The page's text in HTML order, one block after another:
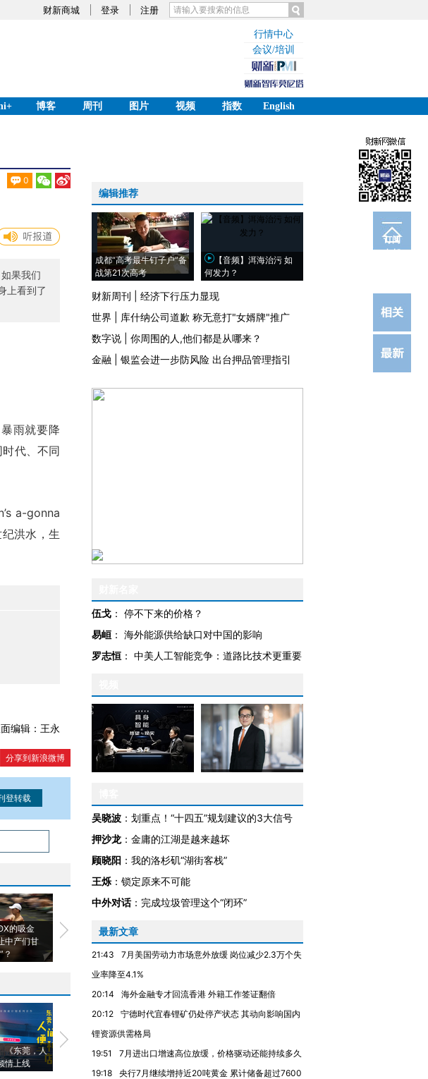
财新商城 登录 注册
行情中心
会议/培训
博客 周刊 图片 视频 指数
English
0
订阅
电邮
果我们
上看到了
雨就要降
代、不同
a-gonna
洪水，生
编辑：王永
分享到新浪微博
的吸金
中产们甘
？
马航飞行员跨国走私7万
粒摇头丸 尿检体内含3种
度Z世代 用街头抗争将教
育部长拱下台
机”？难民潮撕裂西班牙
飞地休达
《东莞，人
情上线
【推广】走进第四届链博
会，让数智科技“链”接产
【特别呈现】寻找100种
CFO：不靠规模取胜，华
编辑推荐
成都“高考最牛钉子户”备
战第21次高考
【音频】洱海治污 如
何发力？
财新周刊
经济下行压力显现
世界
库什纳公司道歉 称无意打"女婿牌"推广
数字说
你周围的人,他们都是从哪来？
金融
银监会进一步防风险 出台押品管理指引
伍戈 ： 停不下来的价格？
易峘 ： 海外能源供给缺口对中国的影响
罗志恒 ： 中美人工智能竞争：道路比技术更重要
吴晓波 ： 划重点！“十四五”规划建议的3大信号
押沙龙 ： 金庸的江湖是越来越坏
顾晓阳 ： 我的洛杉矶“湖街客栈”
王烁 ： 锁定原来不可能
中外对话： 完成垃圾管理这个“闭环”
最新文章
21:43
7月美国劳动力市场意外放缓 岗位减少2.3万个失
业率降至4.1%
20:14
海外金融专才回流香港 外籍工作签证翻倍
20:12
宁德时代宜春锂矿仍处停产状态 其动向影响国内
锂资源供需格局
19:51
7月进出口增速高位放缓，价格驱动还能持续多久
19:18
央行7月继续增持近20吨黄金 累计储备超过7600